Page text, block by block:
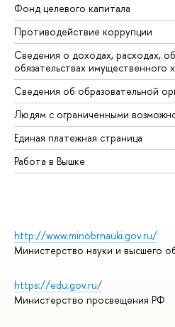
Фонд целевого капитала
Противодействие коррупции
Сведения о доходах, расходах,
обязательствах имущественного
Сведения об образовательной
Людям с ограниченными
Единая платежная страница
Работа в Вышке
http://www.minobrnauki.gov.ru/
Министерство науки и высшего
https://edu.gov.ru/
Министерство просвещения РФ